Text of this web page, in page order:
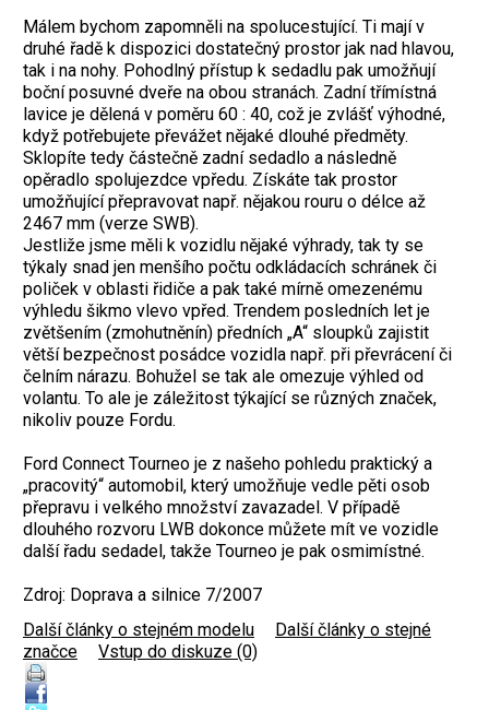
Málem bychom zapomněli na spolucestující. Ti mají v
druhé řadě k dispozici dostatečný prostor jak nad hlavou,
tak i na nohy. Pohodlný přístup k sedadlu pak umožňují
boční posuvné dveře na obou stranách. Zadní třímístná
lavice je dělená v poměru 60 : 40, což je zvlášť výhodné,
když potřebujete převážet nějaké dlouhé předměty.
Sklopíte tedy částečně zadní sedadlo a následně
opěradlo spolujezdce vpředu. Získáte tak prostor
umožňující přepravovat např. nějakou rouru o délce až
2467 mm (verze SWB).
Jestliže jsme měli k vozidlu nějaké výhrady, tak ty se
týkaly snad jen menšího počtu odkládacích schránek či
poliček v oblasti řidiče a pak také mírně omezenému
výhledu šikmo vlevo vpřed. Trendem posledních let je
zvětšením (zmohutněnín) předních „A“ sloupků zajistit
větší bezpečnost posádce vozidla např. při převrácení či
čelním nárazu. Bohužel se tak ale omezuje výhled od
volantu. To ale je záležitost týkající se různých značek,
nikoliv pouze Fordu.
Ford Connect Tourneo je z našeho pohledu praktický a
„pracovitý“ automobil, který umožňuje vedle pěti osob
přepravu i velkého množství zavazadel. V případě
dlouhého rozvoru LWB dokonce můžete mít ve vozidle
další řadu sedadel, takže Tourneo je pak osmimístné.
Zdroj: Doprava a silnice 7/2007
Další články o stejném modelu
Další články o stejné
značce
Vstup do diskuze (0)